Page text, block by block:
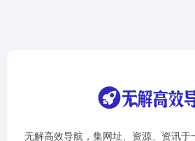
无解高效导航，集网址、资源、资讯